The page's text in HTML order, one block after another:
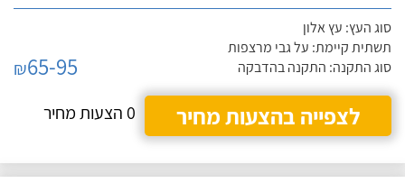
סוג העץ: עץ אלון
תשתית קיימת: על גבי מרצפות
סוג התקנה: התקנה בהדבקה
₪65-95
לצפייה בהצעות מחיר
0 הצעות מחיר